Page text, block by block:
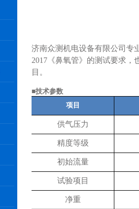
济南众测机电设备有限公司专
2017《鼻氧管》的测试要求
目。
■技术参数
项目
供气压力
精度等级
初始流量
试验项目
净重